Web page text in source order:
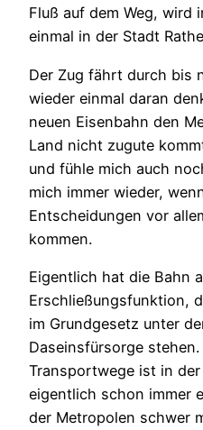
Fluß auf dem Weg, wird
einmal in der Stadt
Der Zug fährt durch bis
wieder einmal daran
neuen Eisenbahn den
Land nicht zugute
und fühle mich auch
mich immer wieder,
Entscheidungen vor
kommen.
Eigentlich hat die Bahn
Erschließungsfunktion,
im Grundgesetz unter
Daseinsfürsorge
Transportwege ist in
eigentlich schon immer
der Metropolen schwer